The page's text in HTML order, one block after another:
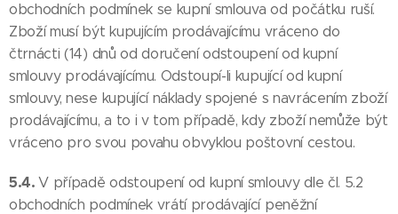
obchodních podmínek se kupní smlouva od počátku ruší.
Zboží musí být kupujícím prodávajícímu vráceno do
čtrnácti (14) dnů od doručení odstoupení od kupní
smlouvy prodávajícímu. Odstoupí-li kupující od kupní
smlouvy, nese kupující náklady spojené s navrácením zboží
prodávajícímu, a to i v tom případě, kdy zboží nemůže být
vráceno pro svou povahu obvyklou poštovní cestou.
5.4.V případě odstoupení od kupní smlouvy dle čl. 5.2
obchodních podmínek vrátí prodávající peněžní